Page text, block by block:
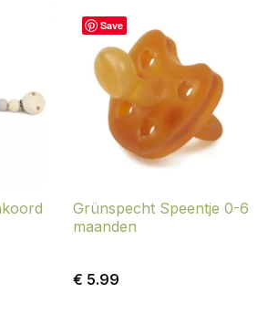
Save
Grünspecht Speentje 0-6
maanden
€ 5.99